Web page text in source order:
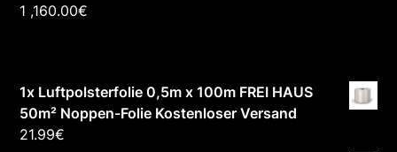
1 ,160.00€
1x Luftpolsterfolie 0,5m x 100m FREI HAUS
50m² Noppen-Folie Kostenloser Versand
21.99€